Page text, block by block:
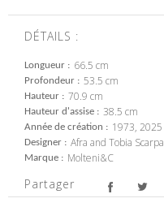
DÉTAILS :
Longueur 66.5 cm
Profondeur 53.5 cm
Hauteur 70.9 cm
Hauteur d'assise 38.5 cm
Année de création 1973, 2025
Designer Afra and Tobia Scarpa
Marque Molteni&C
Partager